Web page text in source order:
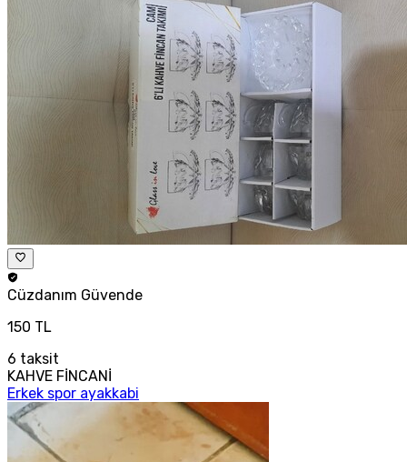
Cüzdanım Güvende
150 TL
6 taksit
KAHVE FİNCANİ
Erkek spor ayakkabi